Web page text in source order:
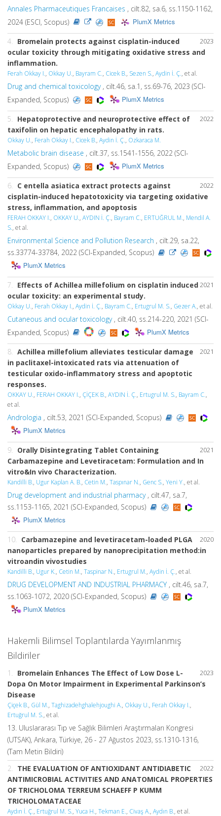
Annales Pharmaceutiques Francaises , cilt.82, sa.6, ss.1150-1162,
2024 (ESCI, Scopus)
PlumX Metrics
2023
4.
Bromelain protects against cisplatin-induced
ocular toxicity through mitigating oxidative stress and
inflammation.
Ferah Okkay I., Okkay U., Bayram C., Cicek B., Sezen S., Aydin İ. Ç., et al.
Drug and chemical toxicology, cilt.46, sa.1, ss.69-76, 2023 (SCI-
Expanded, Scopus)
PlumX Metrics
2022
5.
Hepatoprotective and neuroprotective effect of
taxifolin on hepatic encephalopathy in rats.
Okkay U., Ferah Okkay I., Cicek B., Aydin İ. Ç., Ozkaraca M.
Metabolic brain disease , cilt.37, ss.1541-1556, 2022 (SCI-
Expanded, Scopus)
PlumX Metrics
2022
6.
C entella asiatica extract protects against
cisplatin-induced hepatotoxicity via targeting oxidative
stress, inflammation, and apoptosis
FERAH OKKAY I., OKKAY U., AYDIN İ. Ç., Bayram C., ERTUĞRUL M., Mendil A.
S., et al.
Environmental Science and Pollution Research , cilt.29, sa.22,
ss.33774-33784, 2022 (SCI-Expanded, Scopus)
PlumX Metrics
2021
7. Effects of Achillea millefolium on cisplatin induced
ocular toxicity: an experimental study.
Okkay U., Ferah Okkay I., Aydin İ. Ç., Bayram C., Ertugrul M. S., Gezer A., et al.
Cutaneous and ocular toxicology, cilt.40, ss.214-220, 2021 (SCI-
Expanded, Scopus)
PlumX Metrics
2021
8.
Achillea millefolium alleviates testicular damage
in paclitaxel-intoxicated rats via attenuation of
testicular oxido-inflammatory stress and apoptotic
responses.
OKKAY U., FERAH OKKAY I., ÇİÇEK B., AYDIN İ. Ç., Ertugrul M. S., Bayram C.,
et al.
Andrologia , cilt.53, 2021 (SCI-Expanded, Scopus)
PlumX Metrics
2021
9.
Orally Disintegrating Tablet Containing
Carbamazepine and Levetiracetam: Formulation and In
vitro&In vivo Characterization.
Kandilli B., Ugur Kaplan A. B., Cetin M., Taspınar N., Genc S., Yeni Y., et al.
Drug development and industrial pharmacy, cilt.47, sa.7,
ss.1153-1165, 2021 (SCI-Expanded, Scopus)
PlumX Metrics
2020
10.
Carbamazepine and levetiracetam-loaded PLGA
nanoparticles prepared by nanoprecipitation method:in
vitroandin vivostudies
Kandilli B., Ugur K., Cetin M., Taspinar N., Ertugrul M., Aydin İ. Ç., et al.
DRUG DEVELOPMENT AND INDUSTRIAL PHARMACY , cilt.46, sa.7,
ss.1063-1072, 2020 (SCI-Expanded, Scopus)
PlumX Metrics
Hakemli Bilimsel Toplantılarda Yayımlanmış
Bildiriler
2023
1.
Bromelain Enhances The Effect of Low Dose L-
Dopa On Motor Impairment in Experimental Parkinson’s
Disease
Çiçek B., Gül M., Taghizadehghalehjoughi A., Okkay U., Ferah Okkay I.,
Ertuğrul M. S., et al.
13. Uluslararası Tıp ve Sağlık Bilimleri Araştırmaları Kongresi
(UTSAK), Ankara, Türkiye, 26 - 27 Ağustos 2023, ss.1310-1316,
(Tam Metin Bildiri)
2022
2.
THE EVALUATION OF ANTIOXIDANT ANTIDIABETIC
ANTIMICROBIAL ACTIVITIES AND ANATOMICAL PROPERTIES
OF TRICHOLOMA TERREUM SCHAEFF P KUMM
TRICHOLOMATACEAE
Aydın İ. Ç., Ertuğrul M. S., Yuca H., Tekman E., Civaş A., Aydın B., et al.